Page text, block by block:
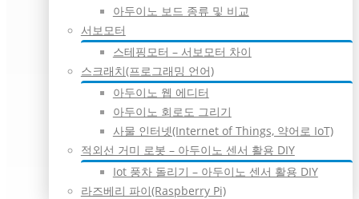
아두이노 보드 종류 및 비교
서보모터
스테핑모터 – 서보모터 차이
스크래치(프로그래밍 언어)
아두이노 웹 에디터
아두이노 회로도 그리기
사물 인터넷(Internet of Things, 약어로 IoT)
적외선 거미 로봇 – 아두이노 센서 활용 DIY
Iot 풍차 돌리기 – 아두이노 센서 활용 DIY
라즈베리 파이(Raspberry Pi)